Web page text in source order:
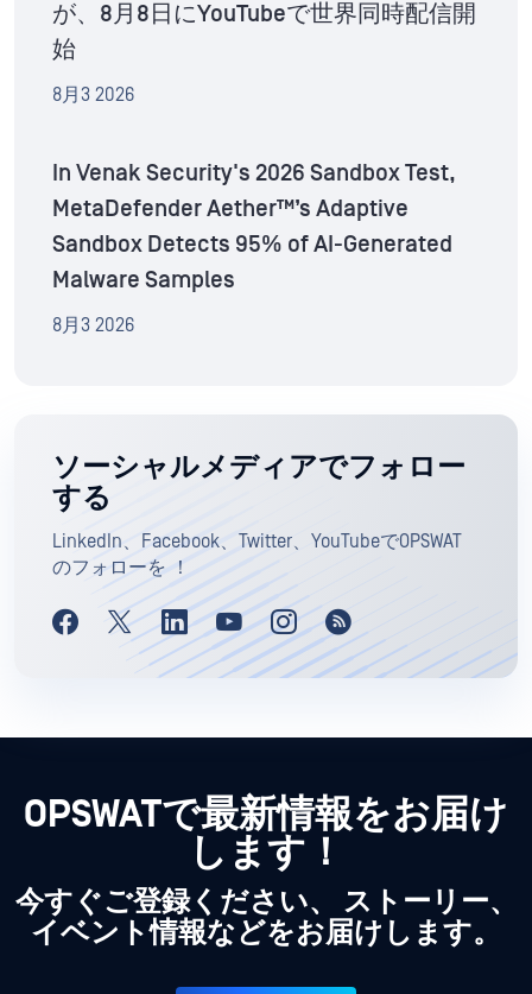
が、8月8日にYouTubeで世界同時配信開
始
8月3 2026
In Venak Security's 2026 Sandbox Test,
MetaDefender Aether™’s Adaptive
Sandbox Detects 95% of AI-Generated
Malware Samples
8月3 2026
ソーシャルメディアでフォロー
する
LinkedIn、Facebook、Twitter、YouTubeでOPSWAT
のフォローを ！
OPSWATで最新情報をお届け
します！
今すぐご登録ください、 ストーリー、
イベント情報などをお届けします。